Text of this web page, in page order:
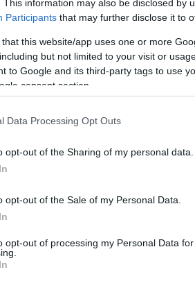
This information may also be disclosed by
Participants that may further disclose it to
that this website/app uses one or more
but not limited to your visit or
to Google and its third-party tags to use
consent section.
Data Processing Opt Outs
opt-out of the Sharing of my personal data.
opt-out of the Sale of my Personal Data.
opt-out of processing my Personal Data for
nel frattempo.
cittadini, dopo che l’uomo ha
del veicolo ha
, immediatamente riconosciute
tra whiskey, schotch e
è stato anchedenunciato per
possesso